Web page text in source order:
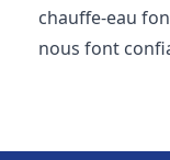
chauffe-eau
nous font